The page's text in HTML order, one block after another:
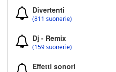
Divertenti
(811 suonerie)
Dj - Remix
(159 suonerie)
Effetti sonori